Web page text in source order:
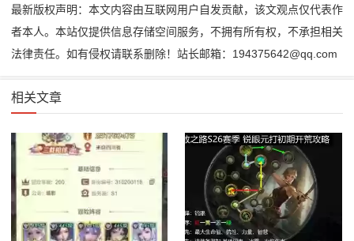
最新版权声明：本文内容由互联网用户自发贡献，该文观点仅代表作
者本人。本站仅提供信息存储空间服务，不拥有所有权，不承担相关
法律责任。如有侵权请联系删除！站长邮箱：194375642@qq.com
相关文章